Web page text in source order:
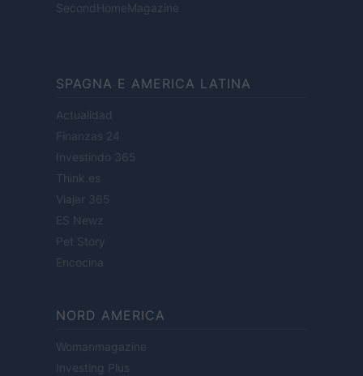
SecondHomeMagazine
SPAGNA E AMERICA LATINA
Actualidad
Finanzas 24
Investindo 365
Think.es
Viajar 365
ES Newz
Pet Story
Encocina
NORD AMERICA
Womanmagazine
Investing Plus